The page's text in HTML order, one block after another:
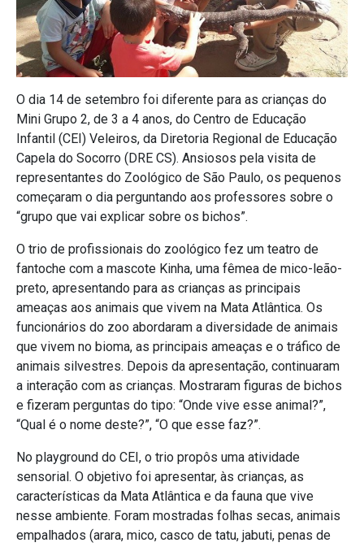
O dia 14 de setembro foi diferente para as crianças do
Mini Grupo 2, de 3 a 4 anos, do Centro de Educação
Infantil (CEI) Veleiros, da Diretoria Regional de Educação
Capela do Socorro (DRE CS). Ansiosos pela visita de
representantes do Zoológico de São Paulo, os pequenos
começaram o dia perguntando aos professores sobre o
“grupo que vai explicar sobre os bichos”.
O trio de profissionais do zoológico fez um teatro de
fantoche com a mascote Kinha, uma fêmea de mico-leão-
preto, apresentando para as crianças as principais
ameaças aos animais que vivem na Mata Atlântica. Os
funcionários do zoo abordaram a diversidade de animais
que vivem no bioma, as principais ameaças e o tráfico de
animais silvestres. Depois da apresentação, continuaram
a interação com as crianças. Mostraram figuras de bichos
e fizeram perguntas do tipo: “Onde vive esse animal?”,
“Qual é o nome deste?”, “O que esse faz?”.
No playground do CEI, o trio propôs uma atividade
sensorial. O objetivo foi apresentar, às crianças, as
características da Mata Atlântica e da fauna que vive
nesse ambiente. Foram mostradas folhas secas, animais
empalhados (arara, mico, casco de tatu, jabuti, penas de